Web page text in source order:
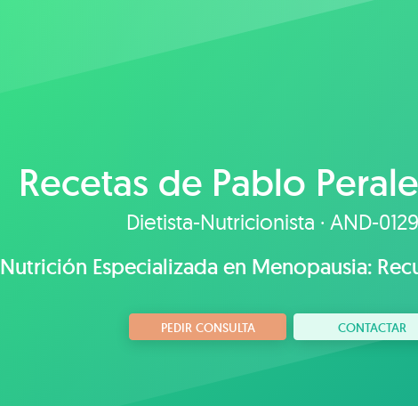
Recetas de Pablo
Dietista-Nutricionista · AND-
Nutrición Especializada en Menopausia:
PEDIR CONSULTA CONTACTAR